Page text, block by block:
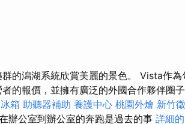
的潟湖系統欣賞美麗的景色。 Vista作
的報價，並擁有廣泛的外國合作夥伴圈
箱 助聽器補助 養護中心 桃園外燴 新竹
辦公室到辦公室的奔跑是過去的事 詳細